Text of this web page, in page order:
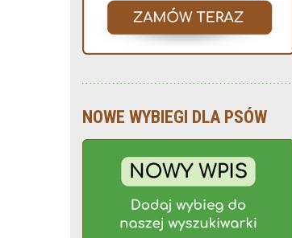
NOWE WYBIEGI DLA PSÓW